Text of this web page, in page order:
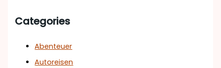
Categories
Abenteuer
Autoreisen